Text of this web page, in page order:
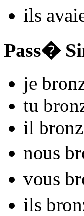
ils
Pass�
je
tu
il bronz
nous
vous
ils